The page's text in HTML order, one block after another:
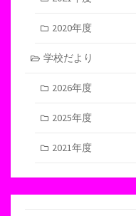
2020年度
学校だより
2026年度
2025年度
2021年度